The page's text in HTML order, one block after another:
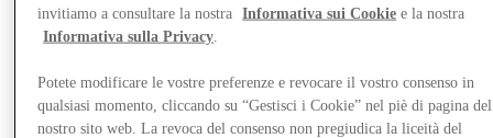
invitiamo a consultare la nostra
Informativa sui Cookie e la nostra
Informativa sulla Privacy
Potete modificare le vostre preferenze e revocare il vostro consenso in
qualsiasi momento, cliccando su “Gestisci i Cookie” nel piè di pagina del
nostro sito web. La revoca del consenso non pregiudica la liceità del